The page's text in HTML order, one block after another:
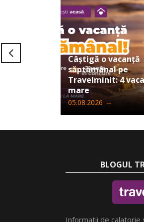
Câștigă o vacanță
săptămânal pe
Travelminit: 4
mare
05.08.2026 →
BLOGUL
Informatii de calatorie